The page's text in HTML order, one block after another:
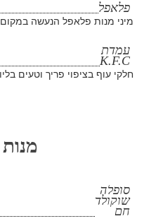
פלאפל
מיני מנות פלאפל הנעשה
עמדת
K.F.C
חלקי עוף בציפוי פריך וטעים
סופלה
שוקולד
חם